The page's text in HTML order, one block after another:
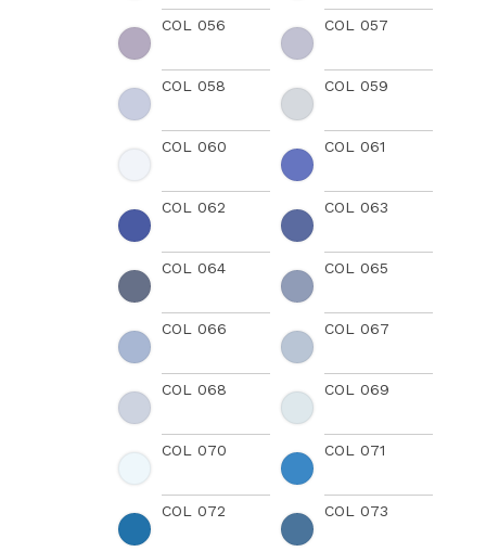
COL 056 COL 057
COL 058 COL 059
COL 060 COL 061
COL 062 COL 063
COL 064 COL 065
COL 066 COL 067
COL 068 COL 069
COL 070 COL 071
COL 072 COL 073